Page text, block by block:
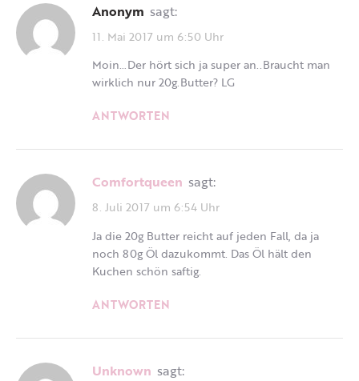
Anonym sagt:
11. Mai 2017 um 6:50 Uhr
Moin…Der hört sich ja super an..Braucht man
wirklich nur 20g.Butter? LG
ANTWORTEN
Comfortqueen sagt:
8. Juli 2017 um 6:54 Uhr
Ja die 20g Butter reicht auf jeden Fall, da ja
noch 80g Öl dazukommt. Das Öl hält den
Kuchen schön saftig.
ANTWORTEN
Unknown sagt: